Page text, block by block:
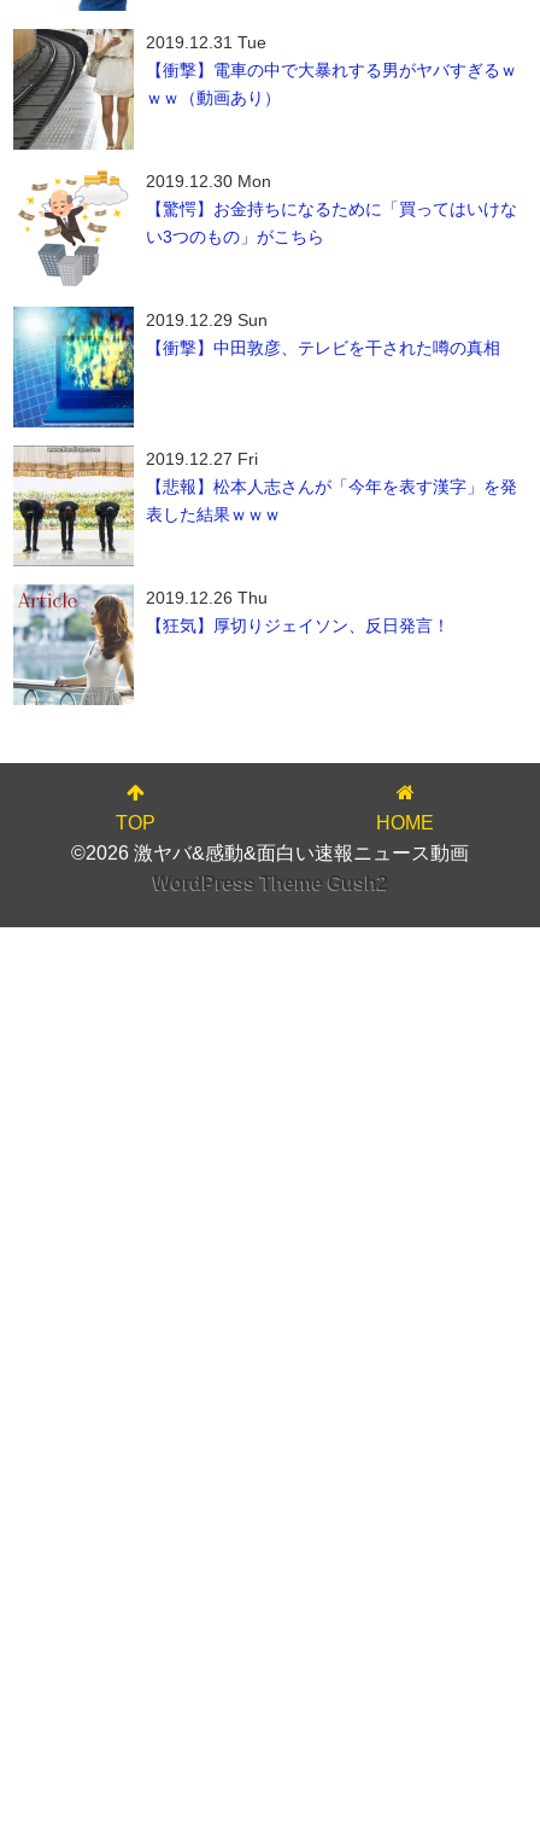
2019.12.31 Tue
【衝撃】電車の中で大暴れする男がヤバすぎるｗ
ｗｗ（動画あり）
2019.12.30 Mon
【驚愕】お金持ちになるために「買ってはいけな
い3つのもの」がこちら
2019.12.29 Sun
【衝撃】中田敦彦、テレビを干された噂の真相
2019.12.27 Fri
【悲報】松本人志さんが「今年を表す漢字」を発
表した結果ｗｗｗ
2019.12.26 Thu
【狂気】厚切りジェイソン、反日発言！
TOP
HOME
©2026 激ヤバ&感動&面白い速報ニュース動画
WordPress Theme Gush2